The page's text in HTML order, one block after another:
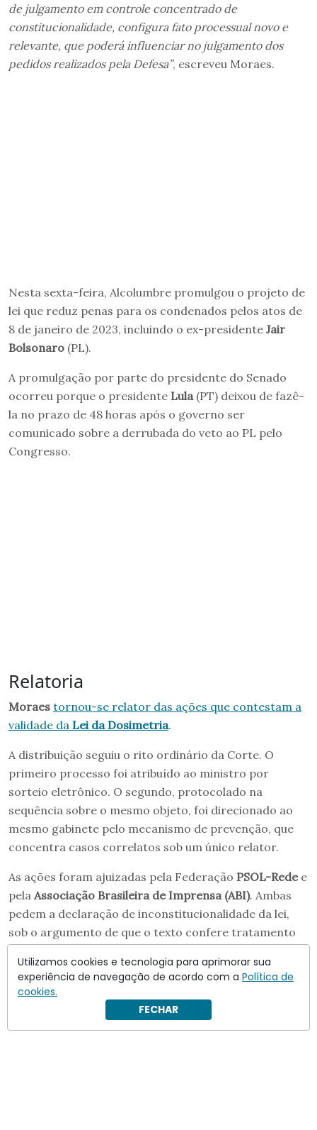
de julgamento em controle concentrado de
constitucionalidade, configura fato processual novo e
relevante, que poderá influenciar no julgamento dos
pedidos realizados pela Defesa”, escreveu Moraes.
Nesta sexta-feira, Alcolumbre promulgou o projeto de
lei que reduz penas para os condenados pelos atos de
8 de janeiro de 2023, incluindo o ex-presidente Jair
Bolsonaro (PL).
A promulgação por parte do presidente do Senado
ocorreu porque o presidente Lula (PT) deixou de fazê-
la no prazo de 48 horas após o governo ser
comunicado sobre a derrubada do veto ao PL pelo
Congresso.
Relatoria
Moraes tornou-se relator das ações que contestam a
validade da Lei da Dosimetria.
A distribuição seguiu o rito ordinário da Corte. O
primeiro processo foi atribuído ao ministro por
sorteio eletrônico. O segundo, protocolado na
sequência sobre o mesmo objeto, foi direcionado ao
mesmo gabinete pelo mecanismo de prevenção, que
concentra casos correlatos sob um único relator.
As ações foram ajuizadas pela Federação PSOL-Redee
pela Associação Brasileira de Imprensa (ABI). Ambas
pedem a declaração de inconstitucionalidade da lei,
sob o argumento de que o texto confere tratamento
mais brando a crimes cometidos contra a ordem
democrática.
Utilizamos cookies e tecnologia para aprimorar sua
experiência de navegação de acordo com a Política de
cookies.
FECHAR